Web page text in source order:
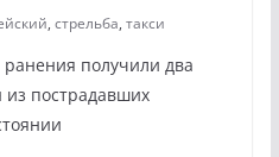
, стрельба, такси
ранения получили два
пострадавших